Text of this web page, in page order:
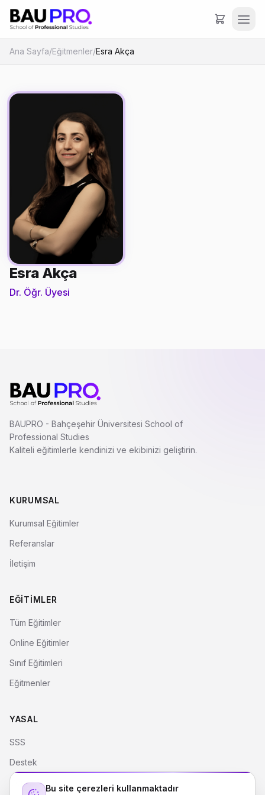
Ana Sayfa/Eğitmenler/Esra Akça
Esra Akça
Dr. Öğr. Üyesi
BAUPRO - Bahçeşehir Üniversitesi School of
Professional Studies
Kaliteli eğitimlerle kendinizi ve ekibinizi geliştirin.
KURUMSAL
Kurumsal Eğitimler
Referanslar
İletişim
EĞITIMLER
Tüm Eğitimler
Online Eğitimler
Sınıf Eğitimleri
Eğitmenler
YASAL
SSS
Destek
Çerez Politikası
Bu site çerezleri kullanmaktadır